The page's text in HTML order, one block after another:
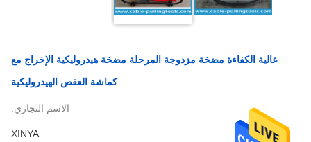
عالية الكفاءة مضخة مزدوجة المرحلة مضخة هيدروليكية الإخراج مع
كماشة العقص الهيدروليكية
الاسم التجاري:
XINYA